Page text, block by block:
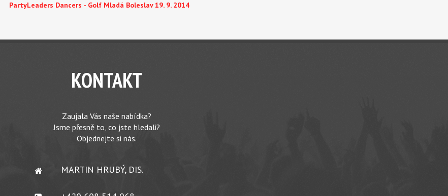
PartyLeaders Dancers - Golf Mladá Boleslav 19. 9. 2014
KONTAKT
Zaujala Vás naše nabídka?
Jsme přesně to, co jste hledali?
Objednejte si nás.
MARTIN HRUBÝ, DIS.